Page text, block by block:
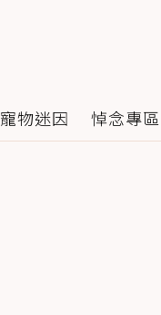
寵物迷因 悼念專區